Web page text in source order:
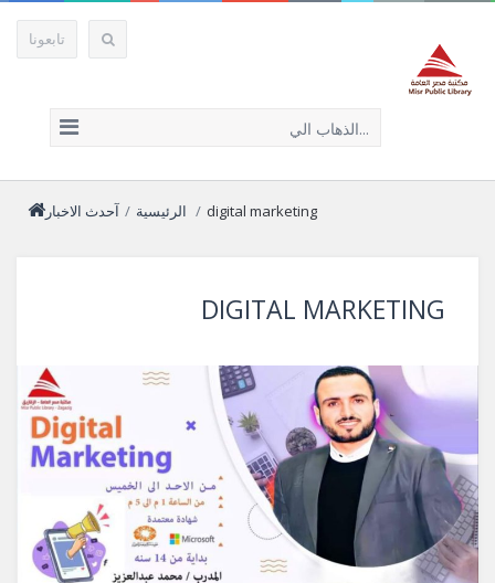
تابعونا
الذهاب الي...
الرئيسية / آحدث الاخبار / digital marketing
DIGITAL MARKETING